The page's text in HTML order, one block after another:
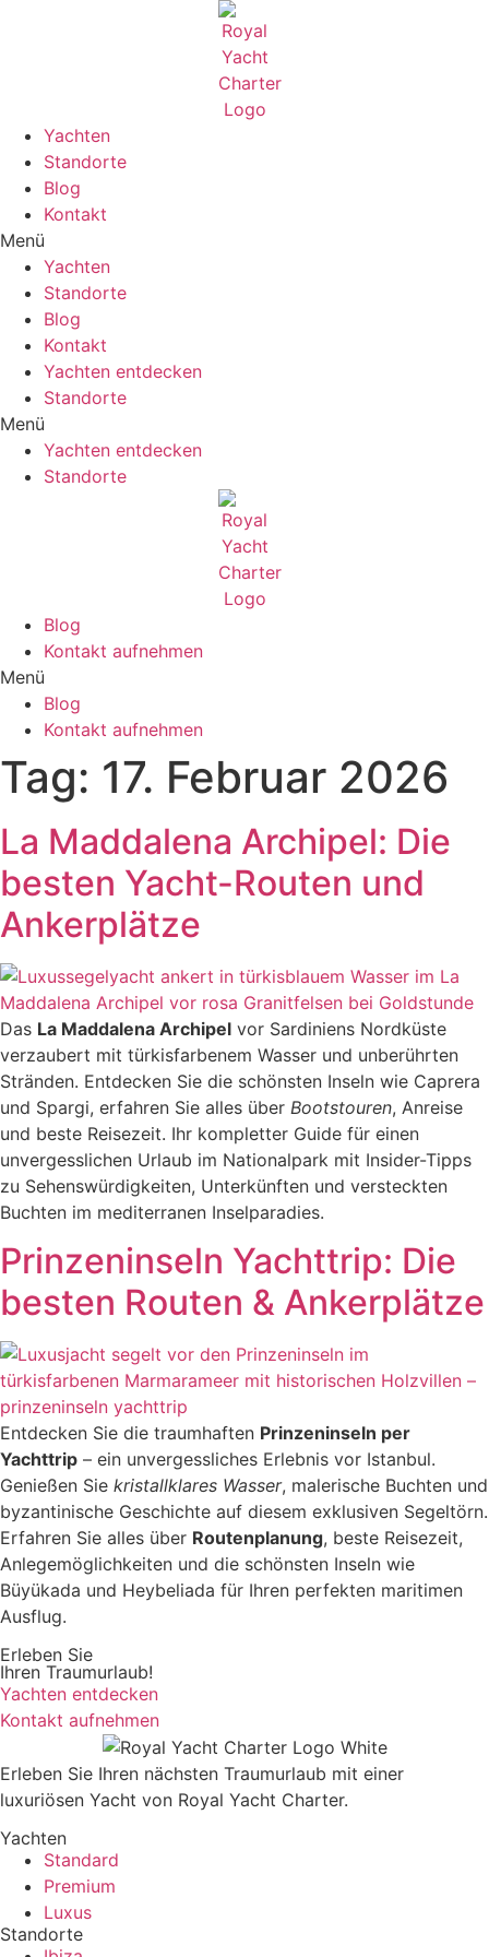
Yachten
Standorte
Blog
Kontakt
Menü
Yachten
Standorte
Blog
Kontakt
Yachten entdecken
Standorte
Menü
Yachten entdecken
Standorte
Blog
Kontakt aufnehmen
Menü
Blog
Kontakt aufnehmen
Tag: 17. Februar 2026
La Maddalena Archipel: Die
besten Yacht-Routen und
Ankerplätze
Das La Maddalena Archipel vor Sardiniens Nordküste
verzaubert mit türkisfarbenem Wasser und unberührten
Stränden. Entdecken Sie die schönsten Inseln wie Caprera
und Spargi, erfahren Sie alles über Bootstouren, Anreise
und beste Reisezeit. Ihr kompletter Guide für einen
unvergesslichen Urlaub im Nationalpark mit Insider-Tipps
zu Sehenswürdigkeiten, Unterkünften und versteckten
Buchten im mediterranen Inselparadies.
Prinzeninseln Yachttrip: Die
besten Routen & Ankerplätze
Entdecken Sie die traumhaften Prinzeninseln per
Yachttrip – ein unvergessliches Erlebnis vor Istanbul.
Genießen Sie kristallklares Wasser, malerische Buchten und
byzantinische Geschichte auf diesem exklusiven Segeltörn.
Erfahren Sie alles über Routenplanung, beste Reisezeit,
Anlegemöglichkeiten und die schönsten Inseln wie
Büyükada und Heybeliada für Ihren perfekten maritimen
Ausflug.
Erleben Sie
Ihren Traumurlaub!
Yachten entdecken
Kontakt aufnehmen
Erleben Sie Ihren nächsten Traumurlaub mit einer
luxuriösen Yacht von Royal Yacht Charter.
Yachten
Standard
Premium
Luxus
Standorte